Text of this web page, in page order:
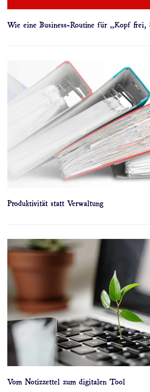
Wie eine Business-Routine für „Kopf frei,
Produktivität statt Verwaltung
Vom Notizzettel zum digitalen Tool